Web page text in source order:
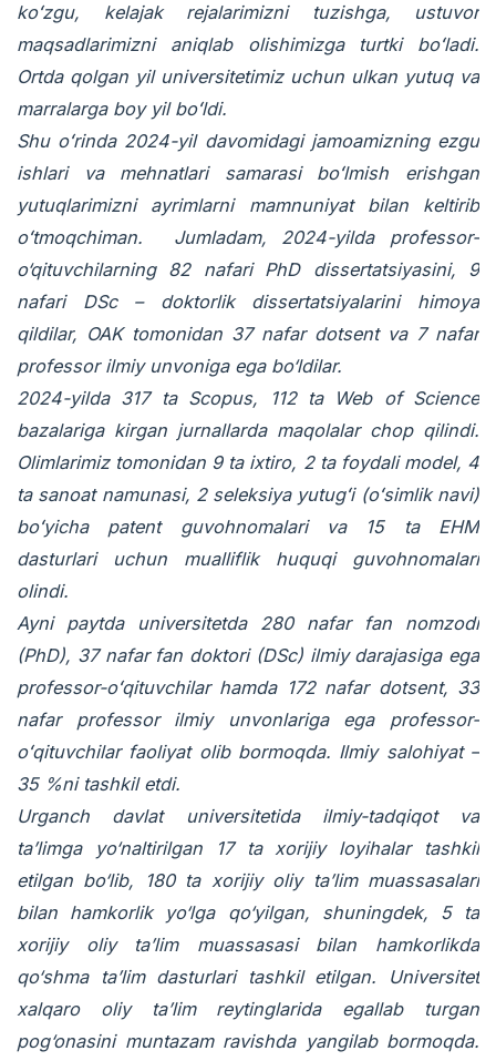
koʻzgu, kelajak rejalarimizni tuzishga, ustuvor
maqsadlarimizni aniqlab olishimizga turtki boʻladi.
Ortda qolgan yil universitetimiz uchun ulkan yutuq va
marralarga boy yil boʻldi.
Shu oʻrinda 2024-yil davomidagi jamoamizning ezgu
ishlari va mehnatlari samarasi boʻlmish erishgan
yutuqlarimizni ayrimlarni mamnuniyat bilan keltirib
oʻtmoqchiman. Jumladam, 2024-yilda professor-
o‘qituvchilarning 82 nafari PhD dissertatsiyasini, 9
nafari DSc – doktorlik dissertatsiyalarini himoya
qildilar, OAK tomonidan 37 nafar dotsent va 7 nafar
professor ilmiy unvoniga ega bo‘ldilar.
2024-yilda 317 ta Scopus, 112 ta Web of Science
bazalariga kirgan jurnallarda maqolalar chop qilindi.
Olimlarimiz tomonidan 9 ta ixtiro, 2 ta foydali model, 4
ta sanoat namunasi, 2 seleksiya yutugʻi (oʻsimlik navi)
boʻyicha patent guvohnomalari va 15 ta EHM
dasturlari uchun mualliflik huquqi guvohnomalari
olindi.
Ayni paytda universitetda 280 nafar fan nomzodi
(PhD), 37 nafar fan doktori (DSc) ilmiy darajasiga ega
professor-oʻqituvchilar hamda 172 nafar dotsent, 33
nafar professor ilmiy unvonlariga ega professor-
oʻqituvchilar faoliyat olib bormoqda. Ilmiy salohiyat –
35 %ni tashkil etdi.
Urganch davlat universitetida ilmiy-tadqiqot va
ta’limga yo‘naltirilgan 17 ta xorijiy loyihalar tashkil
etilgan bo‘lib, 180 ta xorijiy oliy ta’lim muassasalari
bilan hamkorlik yo‘lga qo‘yilgan, shuningdek, 5 ta
xorijiy oliy ta’lim muassasasi bilan hamkorlikda
qo‘shma ta’lim dasturlari tashkil etilgan. Universitet
xalqaro oliy ta’lim reytinglarida egallab turgan
pog‘onasini muntazam ravishda yangilab bormoqda.